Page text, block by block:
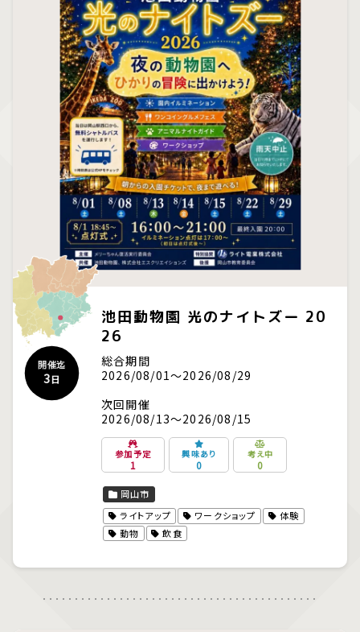
池田動物園 光のナイトズー 20
26
開催迄
3日
総合期間
2026/08/01～2026/08/29
次回開催
2026/08/13～2026/08/15
参加予定
1
興味あり
0
考え中
0
岡山市
ライトアップ
ワークショップ
体験
動物
飲食